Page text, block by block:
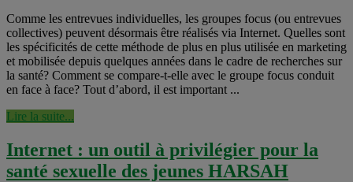
Comme les entrevues individuelles, les groupes focus (ou entrevues
collectives) peuvent désormais être réalisés via Internet. Quelles sont
les spécificités de cette méthode de plus en plus utilisée en marketing
et mobilisée depuis quelques années dans le cadre de recherches sur
la santé? Comment se compare-t-elle avec le groupe focus conduit
en face à face? Tout d’abord, il est important ...
Lire la suite...
Internet : un outil à privilégier pour la
santé sexuelle des jeunes HARSAH